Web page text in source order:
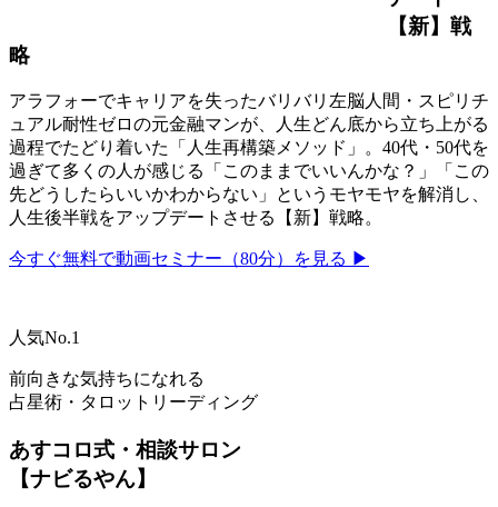
【新】戦
略
アラフォーでキャリアを失ったバリバリ左脳人間・スピリチ
ュアル耐性ゼロの元金融マンが、人生どん底から立ち上がる
過程でたどり着いた「人生再構築メソッド」。40代・50代を
過ぎて多くの人が感じる「このままでいいんかな？」「この
先どうしたらいいかわからない」というモヤモヤを解消し、
人生後半戦をアップデートさせる【新】戦略。
今すぐ無料で動画セミナー（80分）を見る ▶
人気No.1
前向きな気持ちになれる
占星術・タロットリーディング
あすコロ式・相談サロン
【ナビるやん】